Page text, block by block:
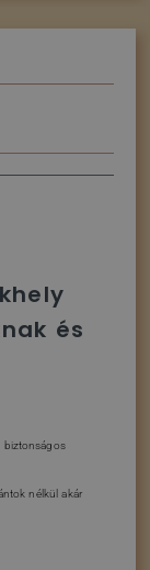
és
biztonságos
nélkül akár